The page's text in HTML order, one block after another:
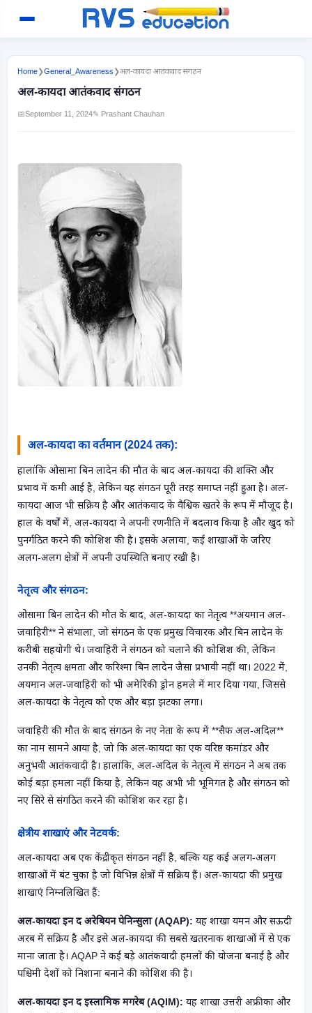
Home❯General_Awareness ❯अल-कायदा आतंकवाद संगठन
अल-कायदा आतंकवाद संगठन
📅September 11, 2024✎ Prashant Chauhan
अल-कायदा का वर्तमान (2024 तक):
हालांकि ओसामा बिन लादेन की मौत के बाद अल-कायदा की शक्ति और
प्रभाव में कमी आई है, लेकिन यह संगठन पूरी तरह समाप्त नहीं हुआ है। अल-
कायदा आज भी सक्रिय है और आतंकवाद के वैश्विक खतरे के रूप में मौजूद है।
हाल के वर्षों में, अल-कायदा ने अपनी रणनीति में बदलाव किया है और खुद को
पुनर्गठित करने की कोशिश की है। इसके अलावा, कई शाखाओं के जरिए
अलग-अलग क्षेत्रों में अपनी उपस्थिति बनाए रखी है।
नेतृत्व और संगठन:
ओसामा बिन लादेन की मौत के बाद, अल-कायदा का नेतृत्व **अयमान अल-
जवाहिरी** ने संभाला, जो संगठन के एक प्रमुख विचारक और बिन लादेन के
करीबी सहयोगी थे। जवाहिरी ने संगठन को चलाने की कोशिश की, लेकिन
उनकी नेतृत्व क्षमता और करिश्मा बिन लादेन जैसा प्रभावी नहीं था। 2022 में,
अयमान अल-जवाहिरी को भी अमेरिकी ड्रोन हमले में मार दिया गया, जिससे
अल-कायदा के नेतृत्व को एक और बड़ा झटका लगा।
जवाहिरी की मौत के बाद संगठन के नए नेता के रूप में **सैफ अल-अदिल**
का नाम सामने आया है, जो कि अल-कायदा का एक वरिष्ठ कमांडर और
अनुभवी आतंकवादी है। हालांकि, अल-अदिल के नेतृत्व में संगठन ने अब तक
कोई बड़ा हमला नहीं किया है, लेकिन वह अभी भी भूमिगत है और संगठन को
नए सिरे से संगठित करने की कोशिश कर रहा है।
क्षेत्रीय शाखाएं और नेटवर्क:
अल-कायदा अब एक केंद्रीकृत संगठन नहीं है, बल्कि यह कई अलग-अलग
शाखाओं में बंट चुका है जो विभिन्न क्षेत्रों में सक्रिय हैं। अल-कायदा की प्रमुख
शाखाएं निम्नलिखित हैं:
अल-कायदा इन द अरेबियन पेनिन्सुला (AQAP): यह शाखा यमन और सऊदी
अरब में सक्रिय है और इसे अल-कायदा की सबसे खतरनाक शाखाओं में से एक
माना जाता है। AQAP ने कई बड़े आतंकवादी हमलों की योजना बनाई है और
पश्चिमी देशों को निशाना बनाने की कोशिश की है।
अल-कायदा इन द इस्लामिक मगरेब (AQIM): यह शाखा उत्तरी अफ्रीका और